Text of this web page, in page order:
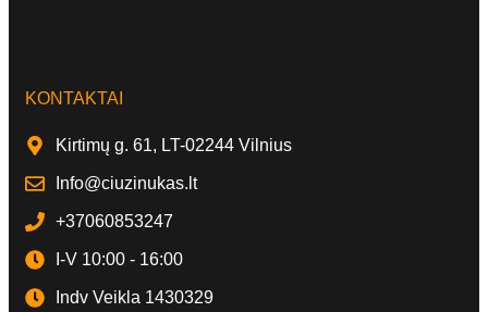
KONTAKTAI
Kirtimų g. 61, LT-02244 Vilnius
Info@ciuzinukas.lt
+37060853247
I-V 10:00 - 16:00
Indv Veikla 1430329